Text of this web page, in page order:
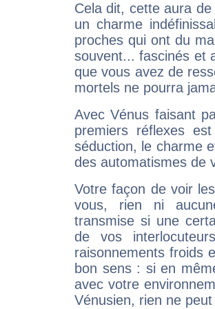
Cela dit, cette aura
un charme
proches qui ont du
souvent... fascinés et
que vous avez de
mortels ne pourra
Avec Vénus faisant
premiers réflexes
séduction, le charme
des automatismes de
Votre façon de voir
vous, rien ni
transmise si une
de vos
raisonnements froids
bon sens : si en
avec votre
Vénusien, rien ne